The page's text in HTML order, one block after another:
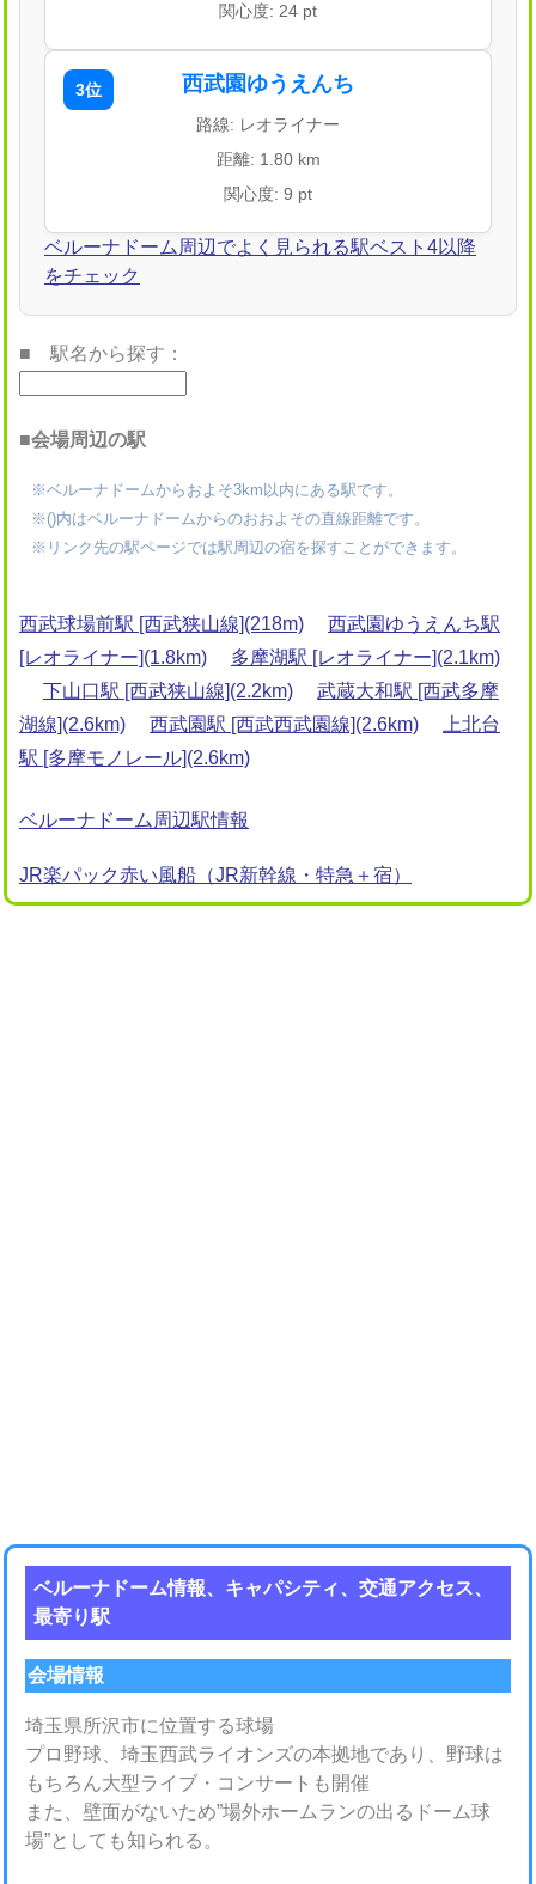
関心度: 24 pt
3位 西武園ゆうえんち
路線: レオライナー
距離: 1.80 km
関心度: 9 pt
ベルーナドーム周辺でよく見られる駅ベスト4以降
をチェック
■ 駅名から探す：
■会場周辺の駅
※ベルーナドームからおよそ3km以内にある駅です。
※()内はベルーナドームからのおおよその直線距離です。
※リンク先の駅ページでは駅周辺の宿を探すことができます。
西武球場前駅 [西武狭山線](218m)
西武園ゆうえんち駅
[レオライナー](1.8km)
多摩湖駅 [レオライナー](2.1km)
下山口駅 [西武狭山線](2.2km)
武蔵大和駅 [西武多摩
湖線](2.6km)
西武園駅 [西武西武園線](2.6km)
上北台
駅 [多摩モノレール](2.6km)
ベルーナドーム周辺駅情報
JR楽パック赤い風船（JR新幹線・特急＋宿）
ベルーナドーム情報、キャパシティ、交通アクセス、
最寄り駅
会場情報
埼玉県所沢市に位置する球場
プロ野球、埼玉西武ライオンズの本拠地であり、野球は
もちろん大型ライブ・コンサートも開催
また、壁面がないため”場外ホームランの出るドーム球
場”としても知られる。